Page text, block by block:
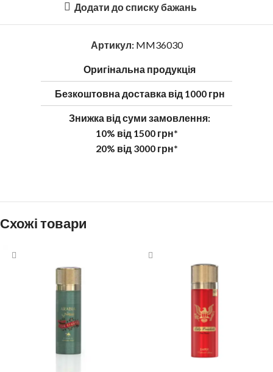
Додати до списку бажань
Артикул: MM36030
Оригінальна продукція
Безкоштовна доставка від 1000 грн
Знижка від суми замовлення:
10% від 1500 грн*
20% від 3000 грн*
Схожі товари